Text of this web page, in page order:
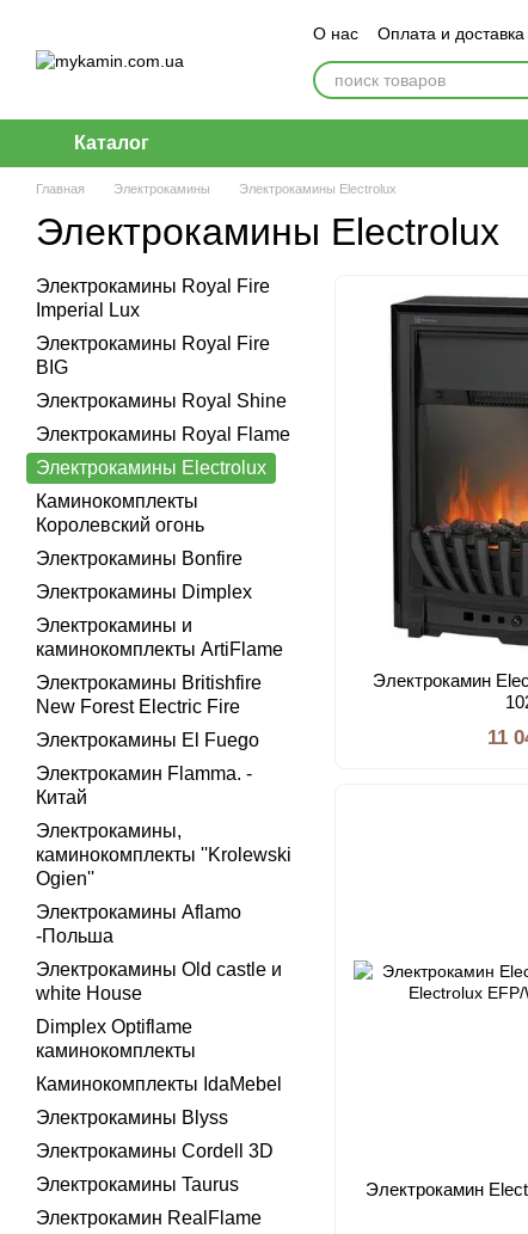
О нас Оплата и доставка
Каталог
Главная Электрокамины Электрокамины Electrolux
Электрокамины Electrolux
Электрокамин
11
Электрокамин
Электрокамины Royal Fire
Imperial Lux
Электрокамины Royal Fire
BIG
Электрокамины Royal Shine
Электрокамины Royal Flame
Электрокамины Electrolux
Каминокомплекты
Королевский огонь
Электрокамины Bonfire
Электрокамины Dimplex
Электрокамины и
каминокомплекты ArtiFlame
Электрокамины Britishfire
New Forest Electric Fire
Электрокамины El Fuego
Электрокамин Flamma. -
Китай
Электрокамины,
каминокомплекты ''Krolewski
Ogien''
Электрокамины Aflamo
-Польша
Электрокамины Old castle и
white House
Dimplex Optiflame
каминокомплекты
Каминокомплекты IdaMebel
Электрокамины Blyss
Электрокамины Cordell 3D
Электрокамины Taurus
Электрокамин RealFlame